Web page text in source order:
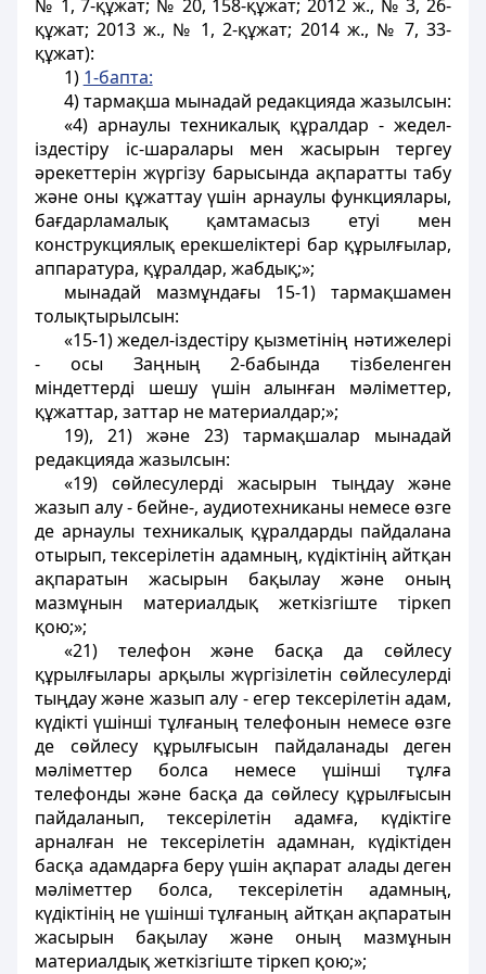
№ 1, 7-құжат; № 20, 158-құжат; 2012 ж., № 3, 26-
құжат; 2013 ж., № 1, 2-құжат; 2014 ж., № 7, 33-
құжат):
1) 1-бапта:
4) тармақша мынадай редакцияда жазылсын:
«4) арнаулы техникалық құралдар - жедел-
іздестіру іс-шаралары мен жасырын тергеу
әрекеттерін жүргізу барысында ақпаратты табу
және оны құжаттау үшін арнаулы функциялары,
бағдарламалық қамтамасыз етуі мен
конструкциялық ерекшеліктері бар құрылғылар,
аппаратура, құралдар, жабдық;»;
мынадай мазмұндағы 15-1) тармақшамен
толықтырылсын:
«15-1) жедел-іздестіру қызметінің нәтижелері
- осы Заңның 2-бабында тізбеленген
міндеттерді шешу үшін алынған мәліметтер,
құжаттар, заттар не материалдар;»;
19), 21) және 23) тармақшалар мынадай
редакцияда жазылсын:
«19) сөйлесулерді жасырын тыңдау және
жазып алу - бейне-, аудиотехниканы немесе өзге
де арнаулы техникалық құралдарды пайдалана
отырып, тексерілетін адамның, күдіктінің айтқан
ақпаратын жасырын бақылау және оның
мазмұнын материалдық жеткізгіште тіркеп
қою;»;
«21) телефон және басқа да сөйлесу
құрылғылары арқылы жүргізілетін сөйлесулерді
тыңдау және жазып алу - егер тексерілетін адам,
күдікті үшінші тұлғаның телефонын немесе өзге
де сөйлесу құрылғысын пайдаланады деген
мәліметтер болса немесе үшінші тұлға
телефонды және басқа да сөйлесу құрылғысын
пайдаланып, тексерілетін адамға, күдіктіге
арналған не тексерілетін адамнан, күдіктіден
басқа адамдарға беру үшін ақпарат алады деген
мәліметтер болса, тексерілетін адамның,
күдіктінің не үшінші тұлғаның айтқан ақпаратын
жасырын бақылау және оның мазмұнын
материалдық жеткізгіште тіркеп қою;»;